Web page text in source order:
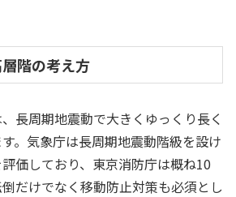
階の考え方
長周期地震動で大きくゆっくり長く
。気象庁は長周期地震動階級を設け
価しており、東京消防庁は概ね10
だけでなく移動防止対策も必須とし